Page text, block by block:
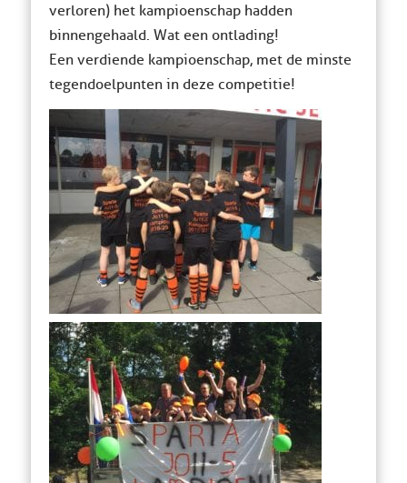
verloren) het kampioenschap hadden
binnengehaald. Wat een ontlading!
Een verdiende kampioenschap, met de minste
tegendoelpunten in deze competitie!